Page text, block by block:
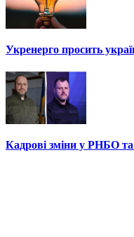
Укренерго просить
Кадрові зміни у РНБО та